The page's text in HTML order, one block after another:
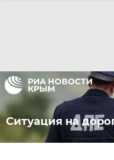
Ситуация на